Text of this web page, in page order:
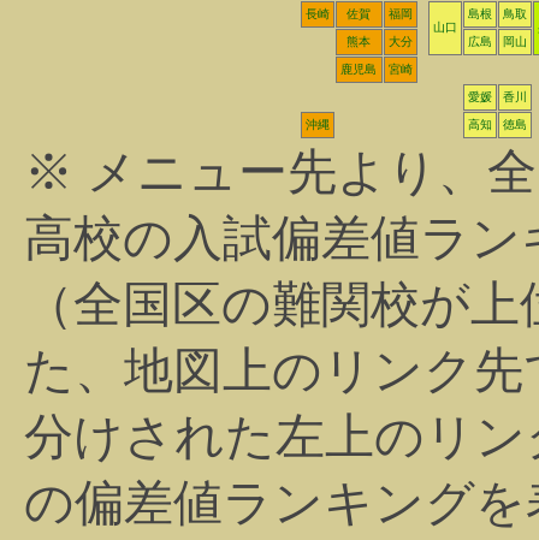
長崎 佐賀
福岡
山口
島根
鳥取
熊本
大分 広島 岡山
鹿児島 宮崎
愛媛 香川
沖縄 高知 徳島
※ メニュー先より、
高校の入試偏差値ラ
（全国区の難関校が
た、地図上のリンク
分けされた左上のリ
の偏差値ランキング